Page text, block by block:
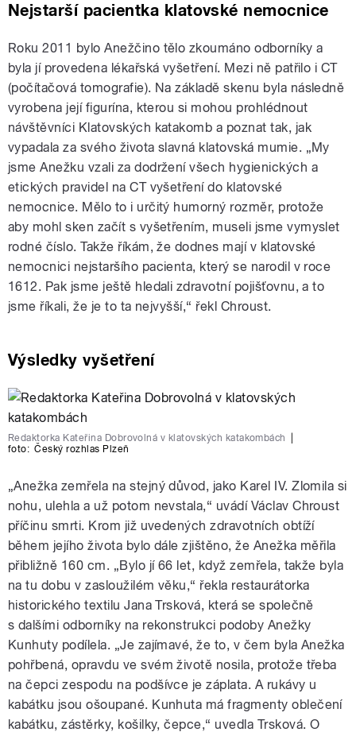
Nejstarší pacientka klatovské nemocnice
Roku 2011 bylo Anežčino tělo zkoumáno odborníky a
byla jí provedena lékařská vyšetření. Mezi ně patřilo i CT
(počítačová tomografie). Na základě skenu byla následně
vyrobena její figurína, kterou si mohou prohlédnout
návštěvníci Klatovských katakomb a poznat tak, jak
vypadala za svého života slavná klatovská mumie. „My
jsme Anežku vzali za dodržení všech hygienických a
etických pravidel na CT vyšetření do klatovské
nemocnice. Mělo to i určitý humorný rozměr, protože
aby mohl sken začít s vyšetřením, museli jsme vymyslet
rodné číslo. Takže říkám, že dodnes mají v klatovské
nemocnici nejstaršího pacienta, který se narodil v roce
1612. Pak jsme ještě hledali zdravotní pojišťovnu, a to
jsme říkali, že je to ta nejvyšší,“ řekl Chroust.
Výsledky vyšetření
Redaktorka Kateřina Dobrovolná v klatovských katakombách
foto: Český rozhlas Plzeň
„Anežka zemřela na stejný důvod, jako Karel IV. Zlomila si
nohu, ulehla a už potom nevstala,“ uvádí Václav Chroust
příčinu smrti. Krom již uvedených zdravotních obtíží
během jejího života bylo dále zjištěno, že Anežka měřila
přibližně 160 cm. „Bylo jí 66 let, když zemřela, takže byla
na tu dobu v zasloužilém věku,“ řekla restaurátorka
historického textilu Jana Trsková, která se společně
s dalšími odborníky na rekonstrukci podoby Anežky
Kunhuty podílela. „Je zajímavé, že to, v čem byla Anežka
pohřbená, opravdu ve svém životě nosila, protože třeba
na čepci zespodu na podšívce je záplata. A rukávy u
kabátku jsou ošoupané. Kunhuta má fragmenty oblečení
kabátku, zástěrky, košilky, čepce,“ uvedla Trsková. O